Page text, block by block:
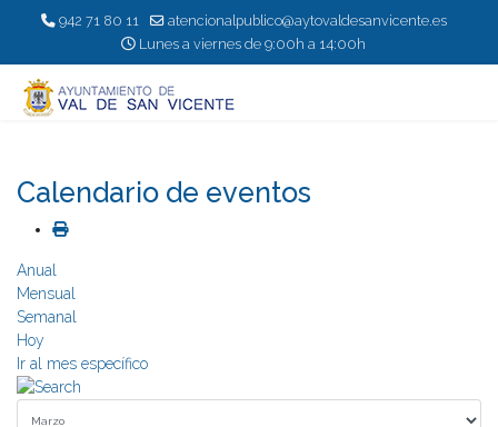
942 71 80 11
atencionalpublico@aytovaldesanvicente.es
Lunes a viernes de 9:00h a 14:00h
Calendario de eventos
Anual
Mensual
Semanal
Hoy
Ir al mes específico